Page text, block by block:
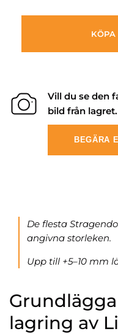
KÖPA
Vill du se den
bild från lagret.
BEGÄRA
De flesta
angivna storleken.
Upp till +5–10 mm
lagring av